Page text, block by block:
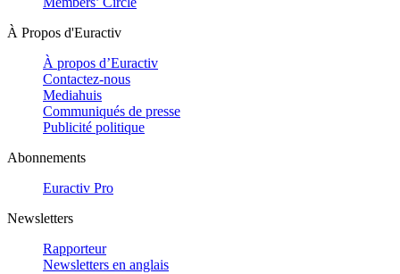
À Propos d'Euractiv
À propos d’Euractiv
Contactez-nous
Mediahuis
Communiqués de presse
Publicité politique
Abonnements
Euractiv Pro
Newsletters
Rapporteur
Newsletters en anglais